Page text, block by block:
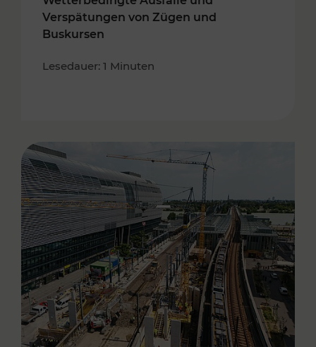
Verspätungen von Zügen und
Buskursen
Lesedauer: 1 Minuten